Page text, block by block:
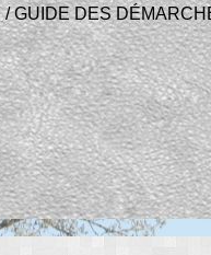
/GUIDE DES